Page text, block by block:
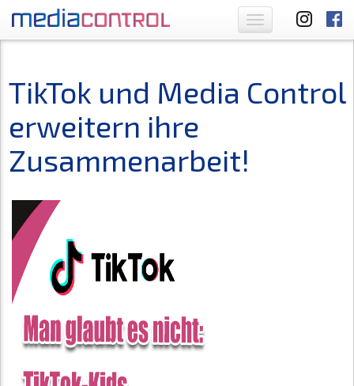
Toggle
navigation
TikTok und Media Control
erweitern ihre
Zusammenarbeit!